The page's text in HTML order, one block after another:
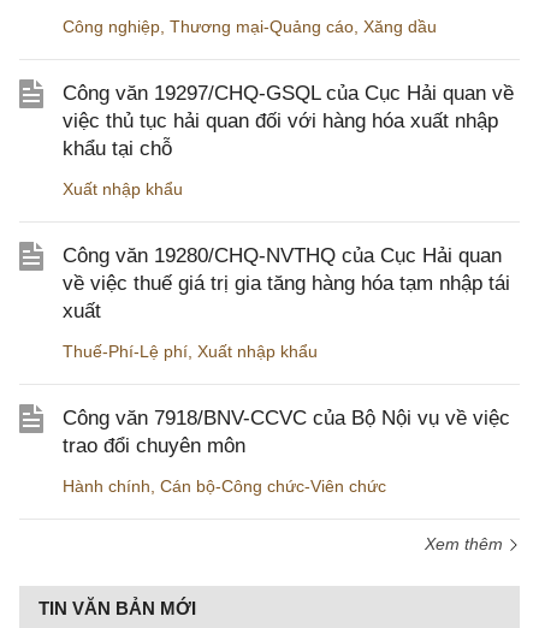
Công nghiệp Thương mại-Quảng cáo Xăng dầu
Công văn 19297/CHQ-GSQL của Cục Hải quan về
việc thủ tục hải quan đối với hàng hóa xuất nhập
khẩu tại chỗ
Xuất nhập khẩu
Công văn 19280/CHQ-NVTHQ của Cục Hải quan
về việc thuế giá trị gia tăng hàng hóa tạm nhập tái
xuất
Thuế-Phí-Lệ phí Xuất nhập khẩu
Công văn 7918/BNV-CCVC của Bộ Nội vụ về việc
trao đổi chuyên môn
Hành chính Cán bộ-Công chức-Viên chức
Xem thêm
TIN VĂN BẢN MỚI